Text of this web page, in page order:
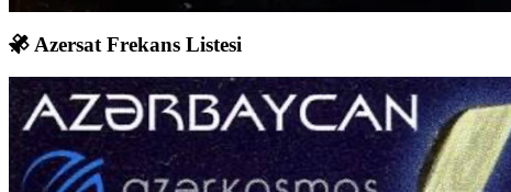
Azersat Frekans Listesi